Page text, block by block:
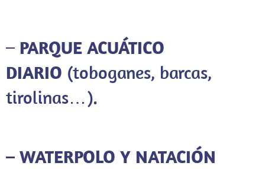
– PARQUE ACUÁTICO
DIARIO (toboganes, barcas,
tirolinas…).
– WATERPOLO Y NATACIÓN